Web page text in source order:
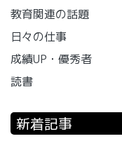
教育関連の話題
日々の仕事
成績UP・優秀者
読書
新着記事